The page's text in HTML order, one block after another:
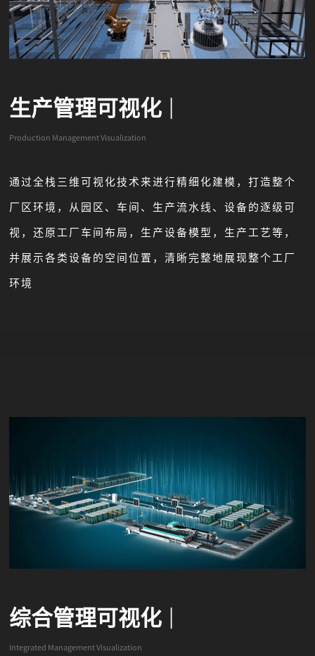
生产管理可视化
Production Management Visualization
通过全栈三维可视化技术来进行精细化建模，打造整个
厂区环境，从园区、车间、生产流水线、设备的逐级可
视，还原工厂车间布局，生产设备模型，生产工艺等，
并展示各类设备的空间位置，清晰完整地展现整个工厂
环境
综合管理可视化
Integrated Management Visualization